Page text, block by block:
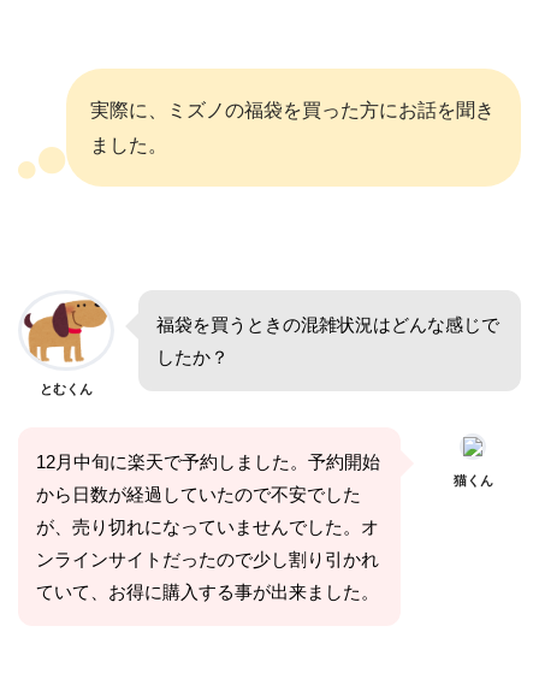
実際に、ミズノの福袋を買った方にお話を聞き
ました。
とむくん
福袋を買うときの混雑状況はどんな感じで
したか？
12月中旬に楽天で予約しました。予約開始
から日数が経過していたので不安でした
が、売り切れになっていませんでした。オ
ンラインサイトだったので少し割り引かれ
ていて、お得に購入する事が出来ました。
猫くん